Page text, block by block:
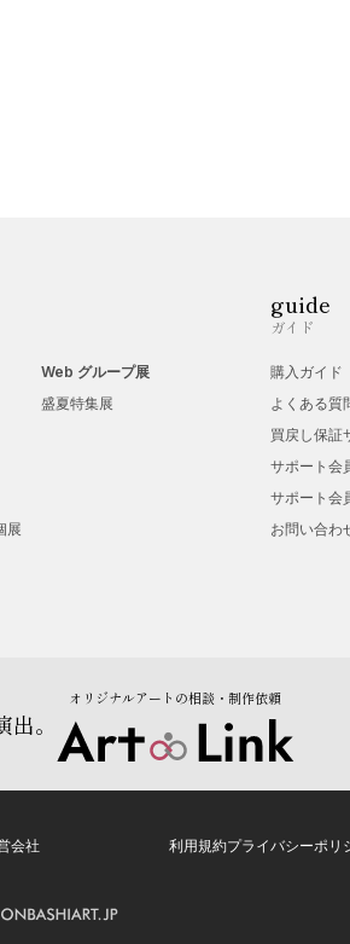
デパンダン展」
展
Web グループ展
盛夏特集展
guide
ガイド
購入ガイド
よくある質
買戻し保証
サポート会
サポート会
お問い合わ
。
オリジナルアートの相談・制作依頼
会社 利用規約プライバシーポリ